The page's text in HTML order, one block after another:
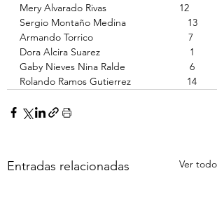
Mery Alvarado Rivas                          12
Sergio Montaño Medina                      13
Armando Torrico                                  7
Dora Alcira Suarez                                1
Gaby Nieves Nina Ralde                       6
Rolando Ramos Gutierrez                    14
Entradas relacionadas Ver todo